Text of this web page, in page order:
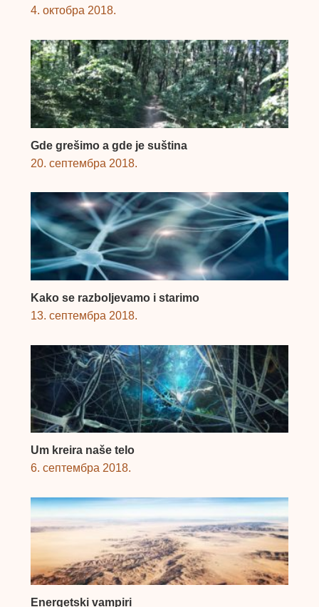
4. октобра 2018.
Gde grešimo a gde je suština
20. септембра 2018.
Kako se razboljevamo i starimo
13. септембра 2018.
Um kreira naše telo
6. септембра 2018.
Energetski vampiri